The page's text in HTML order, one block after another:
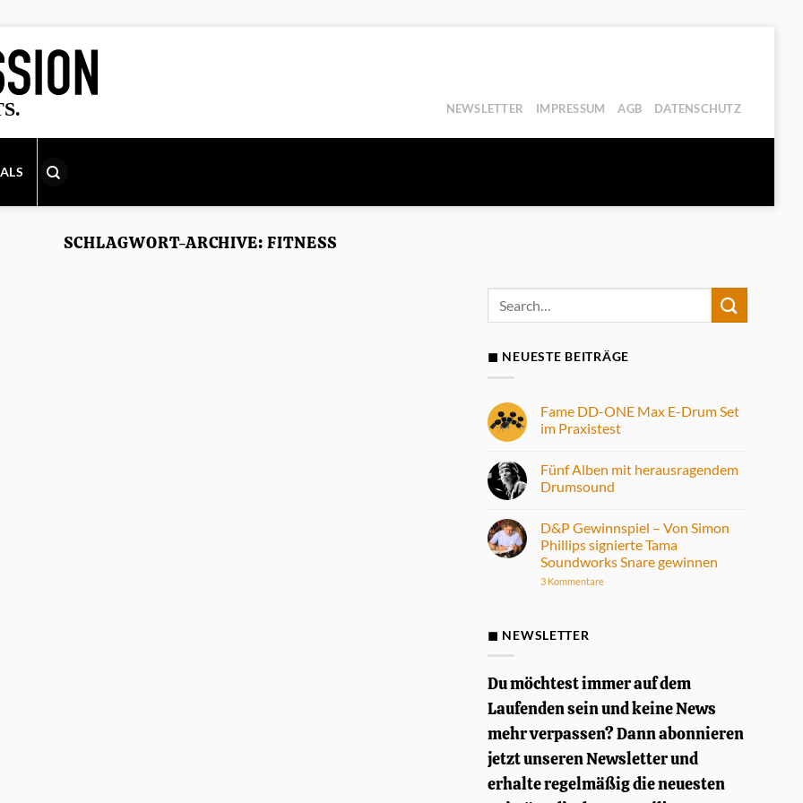
NEWSLETTER IMPRESSUM AGB DATENSCHUTZ
SCHLAGWORT-ARCHIVE: FITNESS
◼ NEUESTE BEITRÄGE
Fame DD-ONE Max E-Drum Set
im Praxistest
zu
Fame
DD-
E-
Drum
Set
im
Fünf Alben mit herausragendem
Drumsound
zu
Fünf
Alben
mit
Drumsound
D&P Gewinnspiel – Von Simon
Phillips signierte Tama
Soundworks Snare gewinnen
3 Kommentarezu
Soundworks
gewinnen
◼ NEWSLETTER
Du möchtest immer auf dem
Laufenden sein und keine News
mehr verpassen? Dann abonnieren
jetzt unseren Newsletter und
erhalte regelmäßig die neuesten